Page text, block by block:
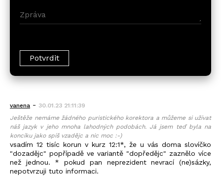
vanena - 30.01.23 21:11:39
Ještěže nemáme žádného puristického korektora a můžeme si užívat
náš jazyk v jeho mnoha lahodných podobách. Já jsem teď byla na
koncíku jako spíš vzadějc a nic moc :-)
vsadím 12 tisíc korun v kurz 12:1*, že u vás doma slovíčko
"dozadějc" popřípadě ve variantě "dopředějc" zaznělo více
než jednou. * pokud pan neprezident nevrací (ne)sázky,
nepotvrzuji tuto informaci.